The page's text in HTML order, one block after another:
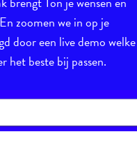
zoomen we in op je
door een live demo welke
het beste bij passen.